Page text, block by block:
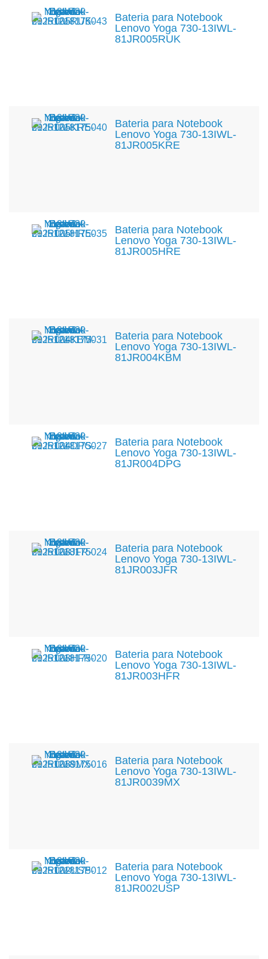
Bateria para Notebook
Lenovo Yoga 730-13IWL-
81JR005RUK
Bateria para Notebook
Lenovo Yoga 730-13IWL-
81JR005KRE
Bateria para Notebook
Lenovo Yoga 730-13IWL-
81JR005HRE
Bateria para Notebook
Lenovo Yoga 730-13IWL-
81JR004KBM
Bateria para Notebook
Lenovo Yoga 730-13IWL-
81JR004DPG
Bateria para Notebook
Lenovo Yoga 730-13IWL-
81JR003JFR
Bateria para Notebook
Lenovo Yoga 730-13IWL-
81JR003HFR
Bateria para Notebook
Lenovo Yoga 730-13IWL-
81JR0039MX
Bateria para Notebook
Lenovo Yoga 730-13IWL-
81JR002USP